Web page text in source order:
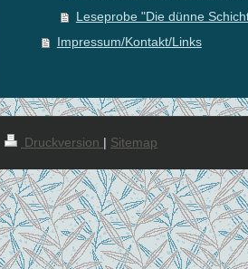
Leseprobe "Die dünne
Impressum/Kontakt/Links
Druckversion | Sitemap